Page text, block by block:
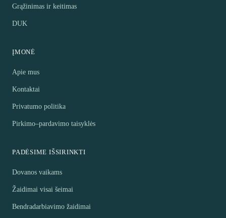
Grąžinimas ir keitimas
DUK
ĮMONĖ
Apie mus
Kontaktai
Privatumo politika
Pirkimo–pardavimo taisyklės
PADĖSIME IŠSIRINKTI
Dovanos vaikams
Žaidimai visai šeimai
Bendradarbiavimo žaidimai